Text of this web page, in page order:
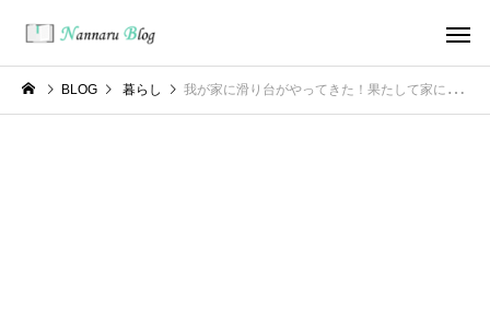
BLOG 暮らし 我が家に滑り台がやってきた！果たして家に滑り台は必要なのか！？